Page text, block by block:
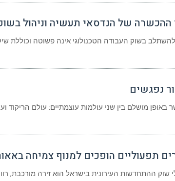
ההכשרה של הנדסאי תעשיה וניהול
בשוק העבודה הטכנולוגי אינה פשוטה וכוללת
נפגשים
מושלם בין שני עולמות עוצמתיים: עולם הריקוד
תפעוליים הופכים למנוף צמיחה
ההתחדשות העירונית בישראל הוא זירה מורכבת,